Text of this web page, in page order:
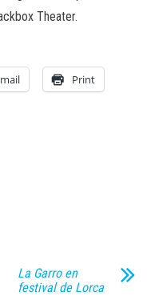
Theater.
Print
La Garro en
festival de Lorca